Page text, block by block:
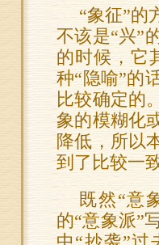
“象征”的
不该是“兴”
的时候，它
种“隐喻”的
比较确定的
象的模糊化
降低，所以
到了比较一
既然“意
的“意象派”